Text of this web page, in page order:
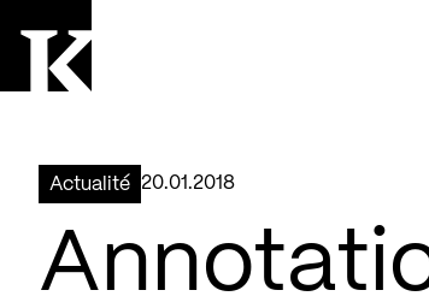
Actualité 20.01.2018